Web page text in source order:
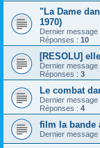
"La Dame
1970)
Dernier message
Réponses : 10
[RESOLU]
Dernier message
Réponses : 3
Le combat
Dernier message
Réponses : 4
film la bande
Dernier message